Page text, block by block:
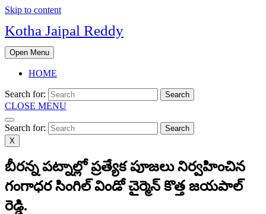
Skip to content
Kotha Jaipal Reddy
Open Menu
HOME
Search for:
CLOSE MENU
Search for:
X
బీరన్న పట్నాల్లో ప్రత్యేక పూజలు నిర్వహించిన
గంగాధర సింగిల్ విండో చైర్మెన్ కొత్త జయపాల్
రెడ్డి.